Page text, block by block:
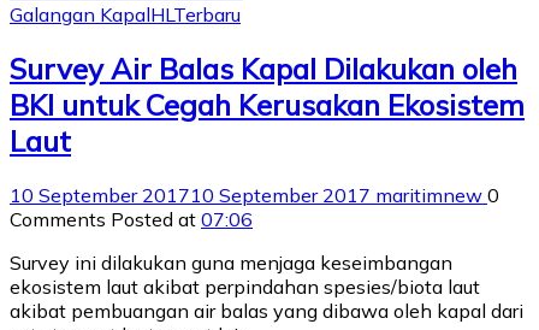
Galangan KapalHL Terbaru
Survey Air Balas Kapal Dilakukan oleh
BKI untuk Cegah Kerusakan Ekosistem
Laut
10 September 201710 September 2017 maritimnew 0
Comments Posted at 07:06
Survey ini dilakukan guna menjaga keseimbangan
ekosistem laut akibat perpindahan spesies/biota laut
akibat pembuangan air balas yang dibawa oleh kapal dari